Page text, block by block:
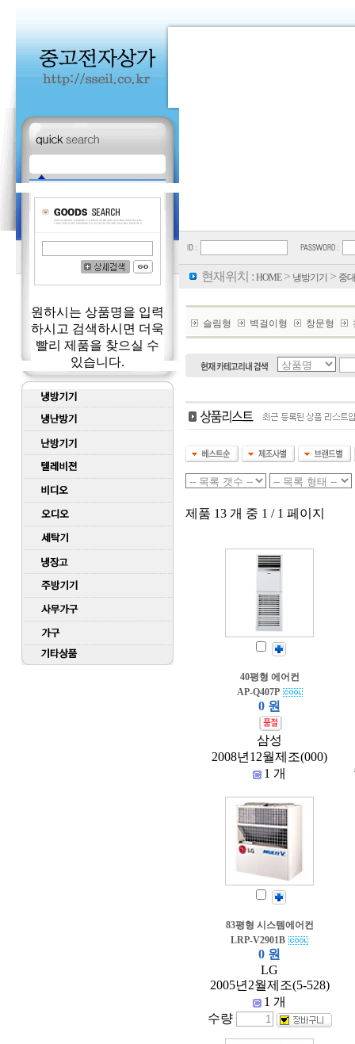
원하시는 상품명을 입력
하시고 검색하시면 더욱
빨리 제품을 찾으실 수
있습니다.
현재위치 : HOME > 냉방기기 > 중
슬림형 벽걸이형 창문형
제품 13 개 중 1 / 1 페이지
40평형 에어컨
AP-Q407P
0 원
삼성
2008년12월제조(000)
1 개
83평형 시스템에어컨
LRP-V2901B
0 원
LG
2005년2월제조(5-528)
1 개
수량